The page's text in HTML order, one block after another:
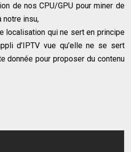
de nos CPU/GPU pour miner de
notre insu,
localisation qui ne sert en principe
d’IPTV vue qu’elle ne se sert
donnée pour proposer du contenu